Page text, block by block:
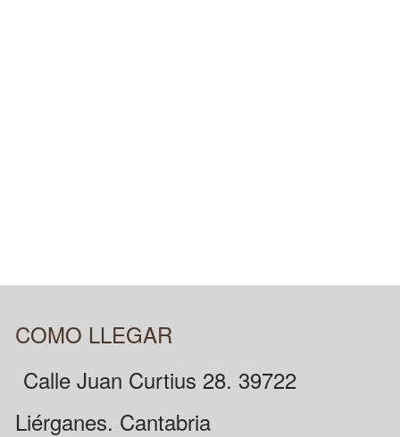
COMO LLEGAR
Calle Juan Curtius 28. 39722
Liérganes. Cantabria